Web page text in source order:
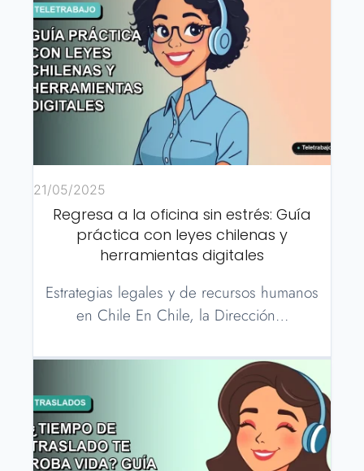
21/05/2025
Regresa a la oficina sin estrés: Guía
práctica con leyes chilenas y
herramientas digitales
Estrategias legales y de recursos humanos
en Chile En Chile, la Dirección…